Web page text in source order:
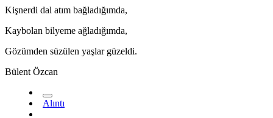
Kişnerdi dal atım bağladığımda,
Kaybolan bilyeme ağladığımda,
Gözümden süzülen yaşlar güzeldi.
Bülent Özcan
Alıntı